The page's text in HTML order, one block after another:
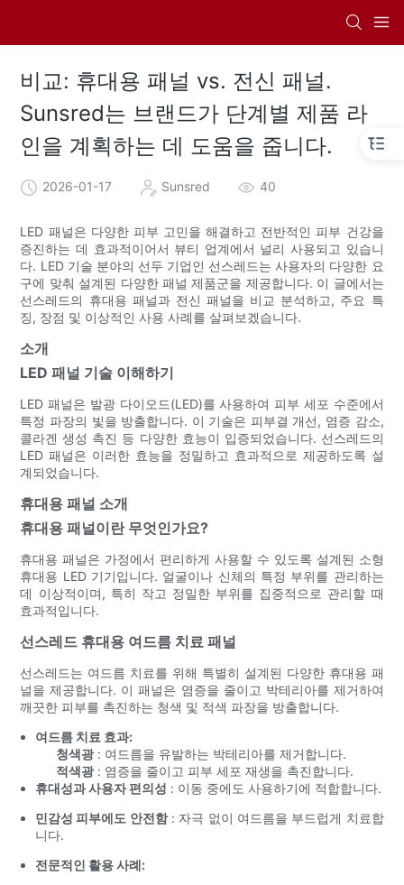
비교: 휴대용 패널 vs. 전신 패널.
Sunsred는 브랜드가 단계별 제품 라
인을 계획하는 데 도움을 줍니다.
2026-01-17 Sunsred 40
LED 패널은 다양한 피부 고민을 해결하고 전반적인 피부 건강을
증진하는 데 효과적이어서 뷰티 업계에서 널리 사용되고 있습니
다. LED 기술 분야의 선두 기업인 선스레드는 사용자의 다양한 요
구에 맞춰 설계된 다양한 패널 제품군을 제공합니다. 이 글에서는
선스레드의 휴대용 패널과 전신 패널을 비교 분석하고, 주요 특
징, 장점 및 이상적인 사용 사례를 살펴보겠습니다.
소개
LED 패널 기술 이해하기
LED 패널은 발광 다이오드(LED)를 사용하여 피부 세포 수준에서
특정 파장의 빛을 방출합니다. 이 기술은 피부결 개선, 염증 감소,
콜라겐 생성 촉진 등 다양한 효능이 입증되었습니다. 선스레드의
LED 패널은 이러한 효능을 정밀하고 효과적으로 제공하도록 설
계되었습니다.
휴대용 패널 소개
휴대용 패널이란 무엇인가요?
휴대용 패널은 가정에서 편리하게 사용할 수 있도록 설계된 소형
휴대용 LED 기기입니다. 얼굴이나 신체의 특정 부위를 관리하는
데 이상적이며, 특히 작고 정밀한 부위를 집중적으로 관리할 때
효과적입니다.
선스레드 휴대용 여드름 치료 패널
선스레드는 여드름 치료를 위해 특별히 설계된 다양한 휴대용 패
널을 제공합니다. 이 패널은 염증을 줄이고 박테리아를 제거하여
깨끗한 피부를 촉진하는 청색 및 적색 파장을 방출합니다.
여드름 치료 효과:
청색광: 여드름을 유발하는 박테리아를 제거합니다.
적색광: 염증을 줄이고 피부 세포 재생을 촉진합니다.
휴대성과 사용자 편의성 : 이동 중에도 사용하기에 적합합니다.
민감성 피부에도 안전함: 자극 없이 여드름을 부드럽게 치료합
니다.
전문적인 활용 사례: